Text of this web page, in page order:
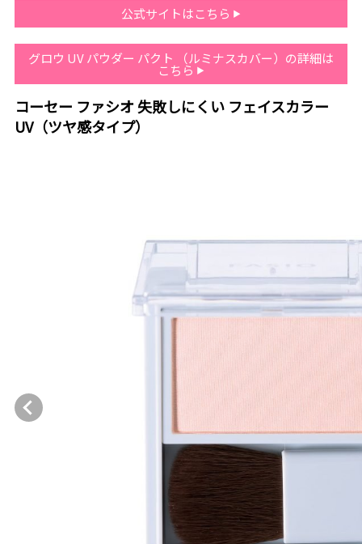
公式サイトはこちら
グロウ UV パウダー パクト （ルミナスカバー）の詳細は
こちら
コーセー ファシオ 失敗しにくい フェイスカラー
UV（ツヤ感タイプ）